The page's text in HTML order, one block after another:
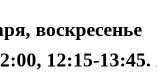
воскресенье
12:15-13:45.